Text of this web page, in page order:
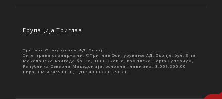
Групација Триглав
Триглав Осигурување АД, Скопје
Сите права се задржани. ©Триглав Осигурување АД, Скопје, бул. 3-та
Македонска Бригада бр. 36, 1000 Скопје, комплекс Порта Супериум,
Република Северна Македонија, основна главнина: 3.009.200,00
Евра, ЕМБС:4691130, ЕДБ: 4030993129071.